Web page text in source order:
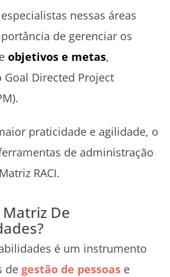
nessas áreas
de gerenciar os
objetivos e metas,
Directed Project
praticidade e agilidade, o
de administração
RACI.
Matriz De
é um instrumento
de gestão de pessoas e